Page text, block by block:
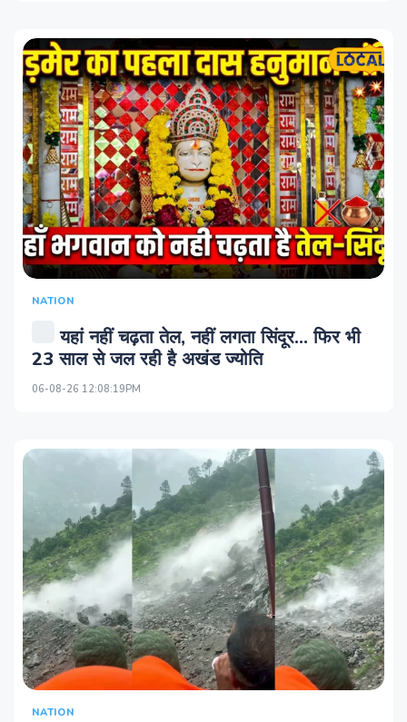
NATION
यहां नहीं चढ़ता तेल, नहीं लगता सिंदूर... फिर भी
23 साल से जल रही है अखंड ज्योति
06-08-26 12:08:19PM
NATION